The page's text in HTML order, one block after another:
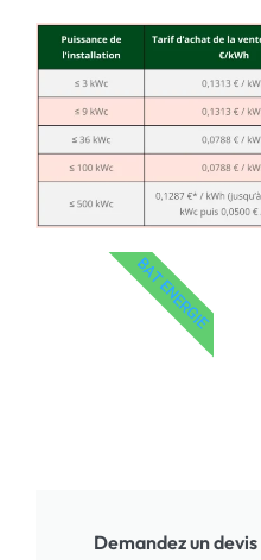
Demandez un
BAT ENERGIE